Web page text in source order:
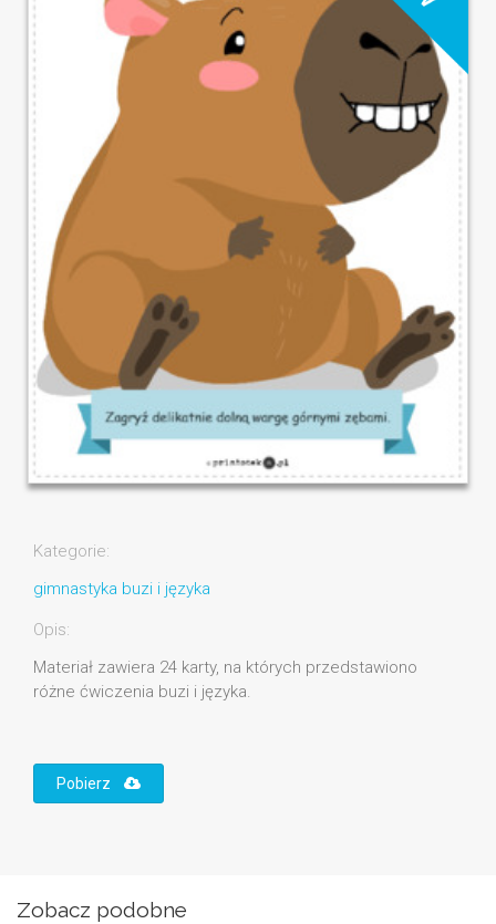
Kategorie:
gimnastyka buzi i języka
Opis:
Materiał zawiera 24 karty, na których przedstawiono
różne ćwiczenia buzi i języka.
Pobierz
Zobacz podobne